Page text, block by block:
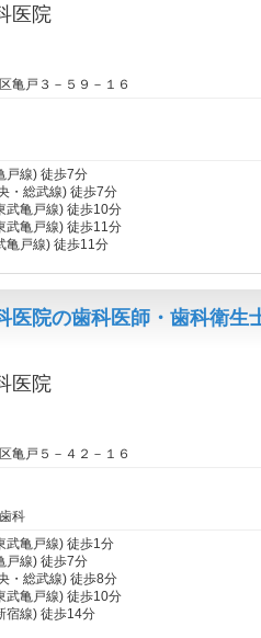
医院
亀戸３－５９－１６
戸線) 徒歩7分
・総武線) 徒歩7分
武亀戸線) 徒歩10分
武亀戸線) 徒歩11分
亀戸線) 徒歩11分
医院の歯科医師・歯科衛生
医院
亀戸５－４２－１６
科
武亀戸線) 徒歩1分
戸線) 徒歩7分
・総武線) 徒歩8分
武亀戸線) 徒歩10分
宿線) 徒歩14分